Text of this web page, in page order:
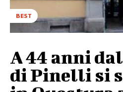
BEST
A 44 anni
di Pinelli si